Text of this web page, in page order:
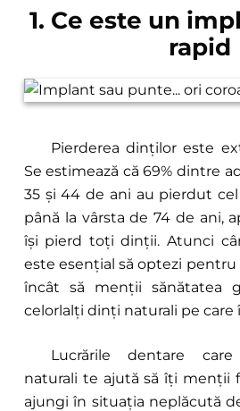
1. Ce este un
rapid
Pierderea dinților este
Se estimează că 69% dintre
35 și 44 de ani au pierdut
până la vârsta de 74 de ani,
își pierd toți dinții. Atunci
este esențial să optezi
încât să menții sănătatea
celorlalți dinți naturali pe care
Lucrările dentare
naturali te ajută să îți menții
ajungi în situația neplăcută